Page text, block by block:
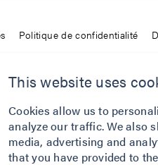
This website uses
Cookies allow us to
analyze our traffic. We also
media, advertising and
that you have provided to
Politique de confidentialité
des consommateurs et les services
la collecte et la déclaration
ou en partie, pour : prendre une
toute autre fin autorisée par la loi
à la demande d'un